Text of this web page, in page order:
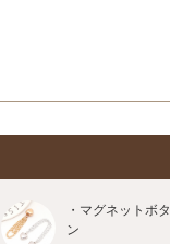
・マグネットボタ
ン